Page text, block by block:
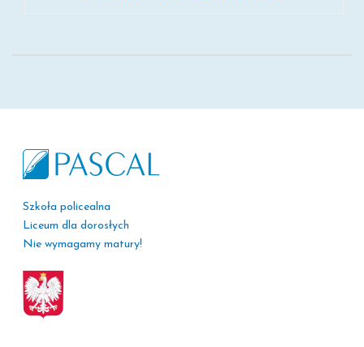
Szkoła policealna
Liceum dla dorosłych
Nie wymagamy matury!